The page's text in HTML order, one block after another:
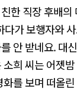
한 직장 후배의
다가 보행자와
안 받네요. 대
희 씨는 어젯
를 보며 떠올